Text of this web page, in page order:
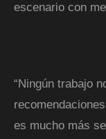
escenario con
“Ningún trabajo
es mucho más